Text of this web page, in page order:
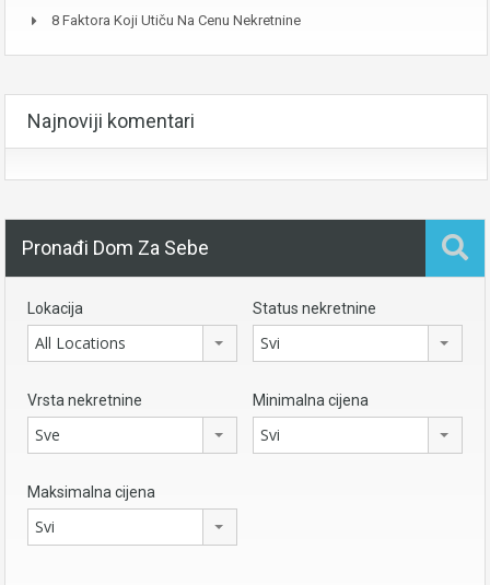
8 Faktora Koji Utiču Na Cenu Nekretnine
Najnoviji komentari
Pronađi Dom Za Sebe
Lokacija
All Locations
Status nekretnine
Svi
Vrsta nekretnine
Sve
Minimalna cijena
Svi
Maksimalna cijena
Svi